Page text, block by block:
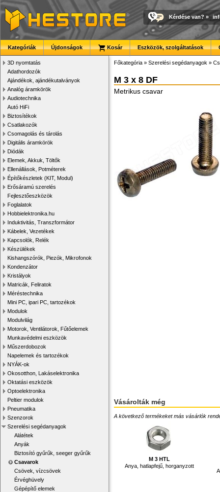
Kérdése van? »
Kategóriák Újdonságok Kosár Eszközök, szolgáltatások
3D nyomtatás
Adathordozók
Ajándékok, ajándékutalványok
Analóg áramkörök
Audiotechnika
Autó HiFi
Biztosítékok
Csatlakozók
Csomagolás és tárolás
Digitális áramkörök
Diódák
Elemek, Akkuk, Töltők
Ellenállások, Potméterek
Építőkészletek (KIT, Modul)
Erősáramú szerelés
Fejlesztőeszközök
Foglalatok
Hobbielektronika.hu
Induktivitás, Transzformátor
Kábelek, Vezetékek
Kapcsolók, Relék
Készülékek
Kishangszórók, Piezók, Mikrofonok
Kondenzátor
Kristályok
Matricák, Feliratok
Méréstechnika
Mini PC, ipari PC, tartozékok
Modulok
Modulvilág
Motorok, Ventilátorok, Fűtőelemek
Munkavédelmi eszközök
Műszerdobozok
Napelemek és tartozékok
NYÁK-ok
Okosotthon, Lakáselektronika
Oktatási eszközök
Optoelektronika
Peltier modulok
Pneumatika
Szenzorok
Szerelési segédanyagok
Alátétek
Anyák
Biztosító gyűrűk, seeger gyűrűk
Csavarok
Csövek, vízcsövek
Érvéghüvely
Gépépítő elemek
Főkategória » Szerelési segédanyagok »
M 3 x 8 DF
Metrikus csavar
Vásárolták még
A következő termékeket más vásárlók
M 3 HTL
Anya, hatlapfejű, horganyzott